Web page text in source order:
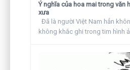
Ý nghĩa của hoa mai trong văn
xưa
Đã là người Việt Nam hẳn
không khắc ghi trong tim hình